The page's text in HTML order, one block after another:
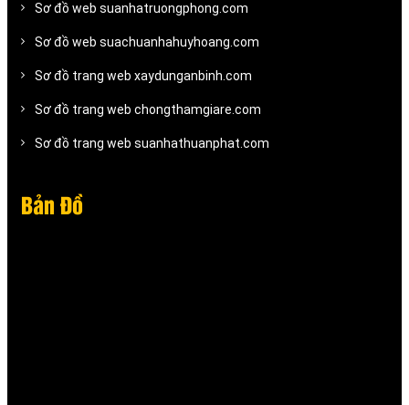
Sơ đồ web suanhatruongphong.com
Sơ đồ web suachuanhahuyhoang.com
Sơ đồ trang web xaydunganbinh.com
Sơ đồ trang web chongthamgiare.com
Sơ đồ trang web suanhathuanphat.com
Bản Đồ